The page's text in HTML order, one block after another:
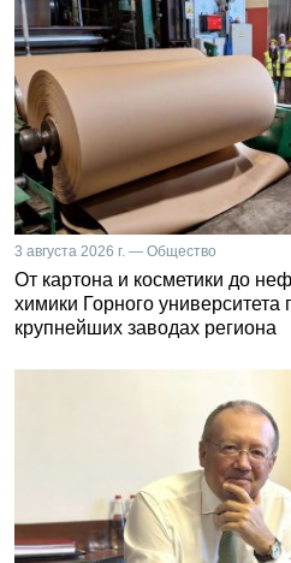
3 августа 2026 г. — Общество
От картона и косметики до
химики Горного университета
крупнейших заводах региона